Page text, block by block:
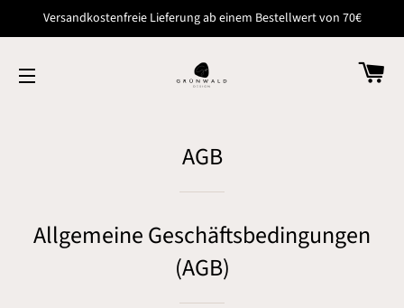
Versandkostenfreie Lieferung ab einem Bestellwert von 70€
AGB
Allgemeine Geschäftsbedingungen
(AGB)